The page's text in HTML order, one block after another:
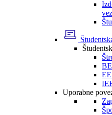
Uporabne